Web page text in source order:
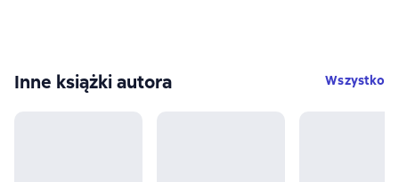
Inne książki autora Wszystko